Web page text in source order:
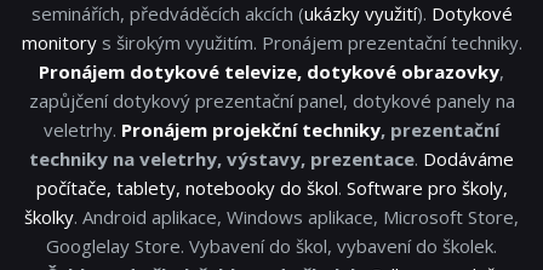
seminářích, předváděcích akcích (ukázky využití). Dotykové
monitorys širokým využitím. Pronájem prezentační techniky.
Pronájem dotykové televize, dotykové obrazovky,
zapůjčení dotykový prezentační panel, dotykové panely na
veletrhy. Pronájem projekční techniky, prezentační
techniky na veletrhy, výstavy, prezentace. Dodáváme
počítače, tablety, notebooky do škol. Software pro školy,
školky. Android aplikace, Windows aplikace, Microsoft Store,
Googlelay Store. Vybavení do škol, vybavení do školek.